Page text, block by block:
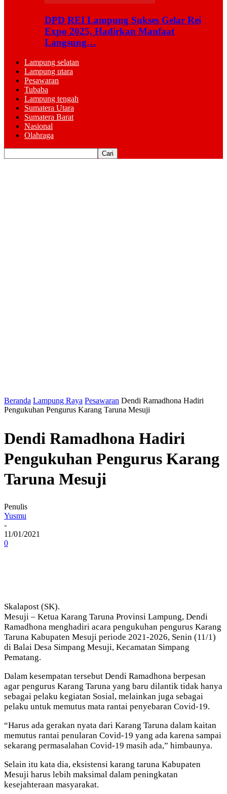
DPD REI Lampung Sukses Gelar Rei
Expo 2025, Hadirkan Manfaat
Langsung…
Lampung selatan
Lampung utara
Pesawaran
Tubaba
Lampung tengah
Sumatera Utara
Sumatera Barat
Nasional
Olahraga
Beranda Lampung Raya Pesawaran Dendi Ramadhona Hadiri
Pengukuhan Pengurus Karang Taruna Mesuji
Dendi Ramadhona Hadiri
Pengukuhan Pengurus Karang
Taruna Mesuji
Penulis
Yusmu
-
11/01/2021
0
Skalapost (SK).
Mesuji – Ketua Karang Taruna Provinsi Lampung, Dendi
Ramadhona menghadiri acara pengukuhan pengurus Karang
Taruna Kabupaten Mesuji periode 2021-2026, Senin (11/1)
di Balai Desa Simpang Mesuji, Kecamatan Simpang
Pematang.
Dalam kesempatan tersebut Dendi Ramadhona berpesan
agar pengurus Karang Taruna yang baru dilantik tidak hanya
sebagai pelaku kegiatan Sosial, melainkan juga sebagai
pelaku untuk memutus mata rantai penyebaran Covid-19.
“Harus ada gerakan nyata dari Karang Taruna dalam kaitan
memutus rantai penularan Covid-19 yang ada karena sampai
sekarang permasalahan Covid-19 masih ada,” himbaunya.
Selain itu kata dia, eksistensi karang taruna Kabupaten
Mesuji harus lebih maksimal dalam peningkatan
kesejahteraan masyarakat.